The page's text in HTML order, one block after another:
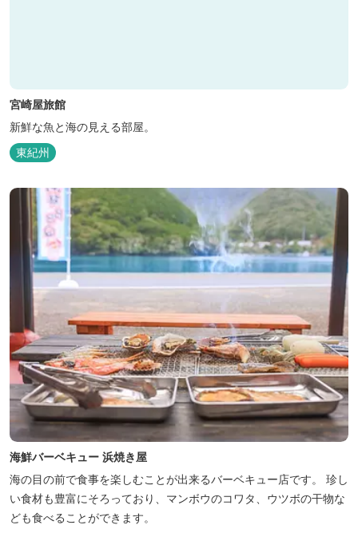
宮崎屋旅館
新鮮な魚と海の見える部屋。
東紀州
海鮮バーベキュー 浜焼き屋
海の目の前で食事を楽しむことが出来るバーベキュー店です。 珍し
い食材も豊富にそろっており、マンボウのコワタ、ウツボの干物な
ども食べることができます。